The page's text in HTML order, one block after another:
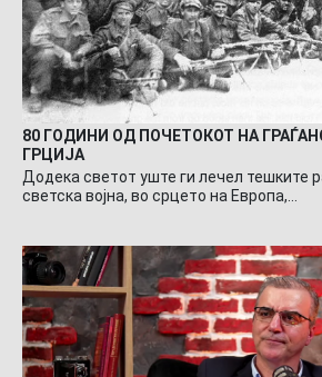
80 ГОДИНИ ОД ПОЧЕТОКОТ НА
ГРЦИЈА
Додека светот уште ги лечел тешките
светска војна, во срцето на Европа,…